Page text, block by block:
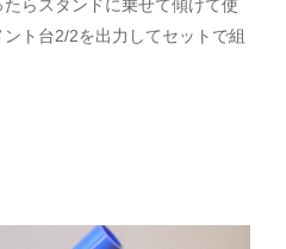
らスタンドに乗せて傾けて使
ト台2/2を出力してセットで組